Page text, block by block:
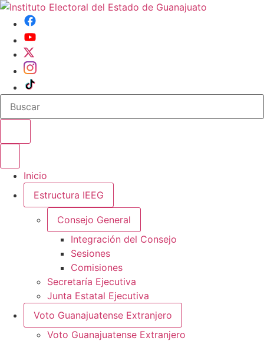
Buscar en el sitio
Inicio
Estructura IEEG
Consejo General
Integración del Consejo
Sesiones
Comisiones
Secretaría Ejecutiva
Junta Estatal Ejecutiva
Voto Guanajuatense Extranjero
Voto Guanajuatense Extranjero